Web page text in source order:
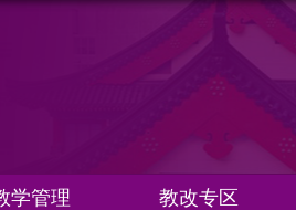
学管理 教改专区